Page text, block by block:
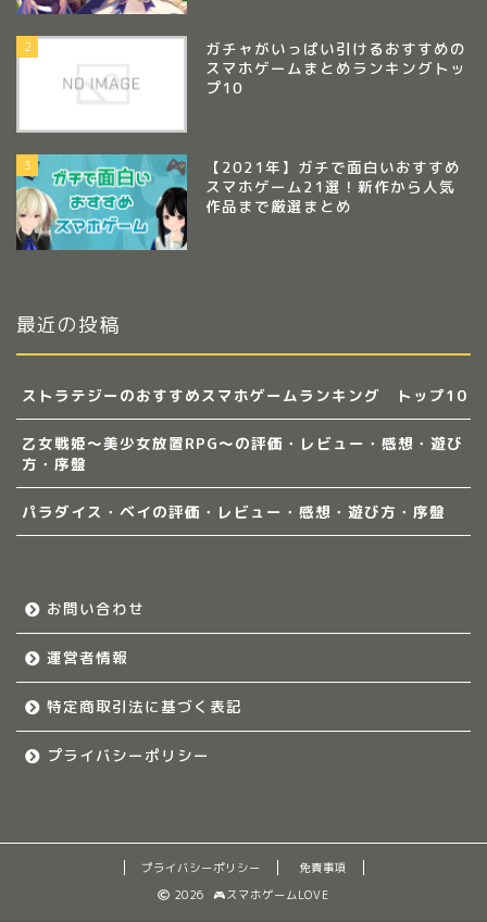
2
ガチャがいっぱい引けるおすすめの
スマホゲームまとめランキングトッ
プ10
3
【2021年】ガチで面白いおすすめ
スマホゲーム21選！新作から人気
作品まで厳選まとめ
最近の投稿
ストラテジーのおすすめスマホゲームランキング トップ10
乙女戦姫〜美少女放置RPG〜の評価・レビュー・感想・遊び
方・序盤
パラダイス・ベイの評価・レビュー・感想・遊び方・序盤
お問い合わせ
運営者情報
特定商取引法に基づく表記
プライバシーポリシー
プライバシーポリシー
免責事項
2026 🎮スマホゲームLOVE